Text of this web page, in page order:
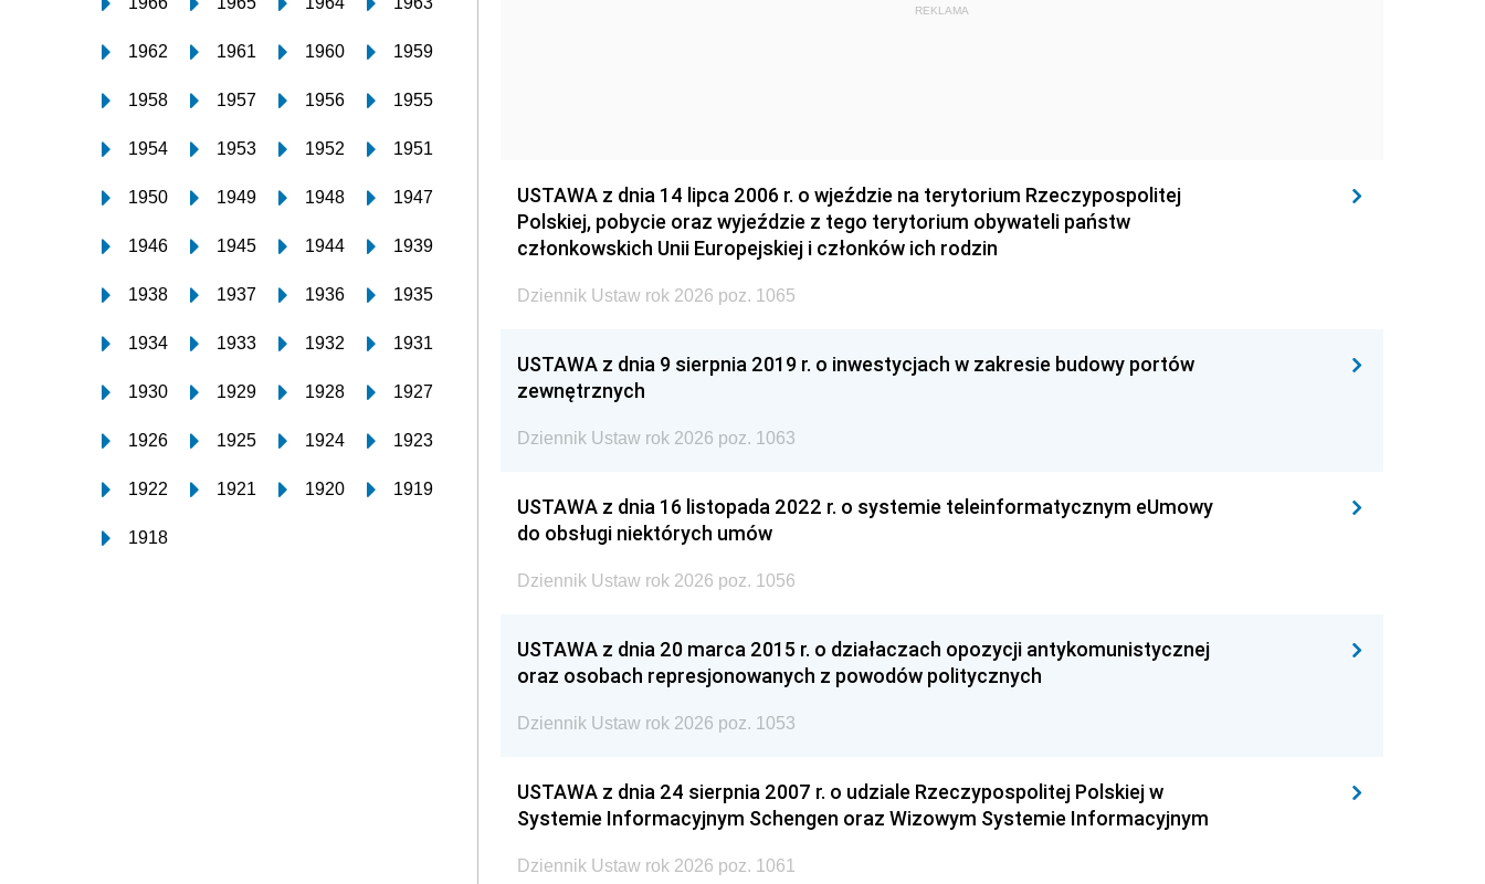
1962 1961 1960 1959
1958 1957 1956 1955
1954 1953 1952 1951
1950 1949 1948 1947
1946 1945 1944 1939
1938 1937 1936 1935
1934 1933 1932 1931
1930 1929 1928 1927
1926 1925 1924 1923
1922 1921 1920 1919
1918
REKLAMA
USTAWA z dnia 14 lipca 2006 r. o wjeździe na terytorium Rzeczypospolitej
Polskiej, pobycie oraz wyjeździe z tego terytorium obywateli państw
członkowskich Unii Europejskiej i członków ich rodzin
Dziennik Ustaw rok 2026 poz. 1065
USTAWA z dnia 9 sierpnia 2019 r. o inwestycjach w zakresie budowy portów
zewnętrznych
Dziennik Ustaw rok 2026 poz. 1063
USTAWA z dnia 16 listopada 2022 r. o systemie teleinformatycznym eUmowy
do obsługi niektórych umów
Dziennik Ustaw rok 2026 poz. 1056
USTAWA z dnia 20 marca 2015 r. o działaczach opozycji antykomunistycznej
oraz osobach represjonowanych z powodów politycznych
Dziennik Ustaw rok 2026 poz. 1053
USTAWA z dnia 24 sierpnia 2007 r. o udziale Rzeczypospolitej Polskiej w
Systemie Informacyjnym Schengen oraz Wizowym Systemie Informacyjnym
Dziennik Ustaw rok 2026 poz. 1061